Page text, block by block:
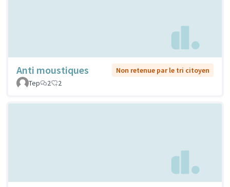
Anti moustiques
Non retenue par le tri citoyen
Tep
2 2